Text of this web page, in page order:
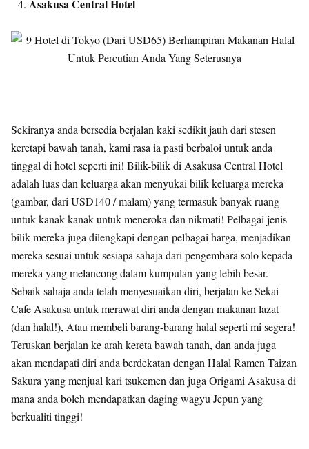
Asakusa Central Hotel
Sekiranya anda bersedia berjalan kaki sedikit jauh dari stesen
keretapi bawah tanah, kami rasa ia pasti berbaloi untuk anda
tinggal di hotel seperti ini! Bilik-bilik di Asakusa Central Hotel
adalah luas dan keluarga akan menyukai bilik keluarga mereka
(gambar, dari USD140 / malam) yang termasuk banyak ruang
untuk kanak-kanak untuk meneroka dan nikmati! Pelbagai jenis
bilik mereka juga dilengkapi dengan pelbagai harga, menjadikan
mereka sesuai untuk sesiapa sahaja dari pengembara solo kepada
mereka yang melancong dalam kumpulan yang lebih besar.
Sebaik sahaja anda telah menyesuaikan diri, berjalan ke Sekai
Cafe Asakusa untuk merawat diri anda dengan makanan lazat
(dan halal!), Atau membeli barang-barang halal seperti mi segera!
Teruskan berjalan ke arah kereta bawah tanah, dan anda juga
akan mendapati diri anda berdekatan dengan Halal Ramen Taizan
Sakura yang menjual kari tsukemen dan juga Origami Asakusa di
mana anda boleh mendapatkan daging wagyu Jepun yang
berkualiti tinggi!